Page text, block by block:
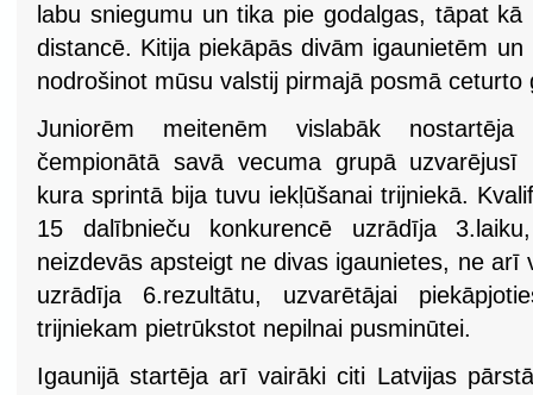
labu sniegumu un tika pie godalgas, tāpat
distancē. Kitija piekāpās divām igaunietēm
nodrošinot mūsu valstij pirmajā posmā ceturto
Juniorēm meitenēm vislabāk
čempionātā savā vecuma grupā uzvarējusī
kura sprintā bija tuvu iekļūšanai trijniekā.
15 dalībnieču konkurencē uzrādīja
neizdevās apsteigt ne divas igaunietes, ne arī
uzrādīja 6.rezultātu, uzvarētājai
trijniekam pietrūkstot nepilnai pusminūtei.
Igaunijā startēja arī vairāki citi Latvijas